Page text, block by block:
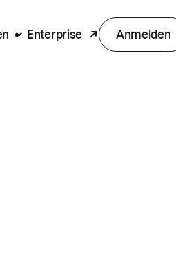
Enterprise Anmelden